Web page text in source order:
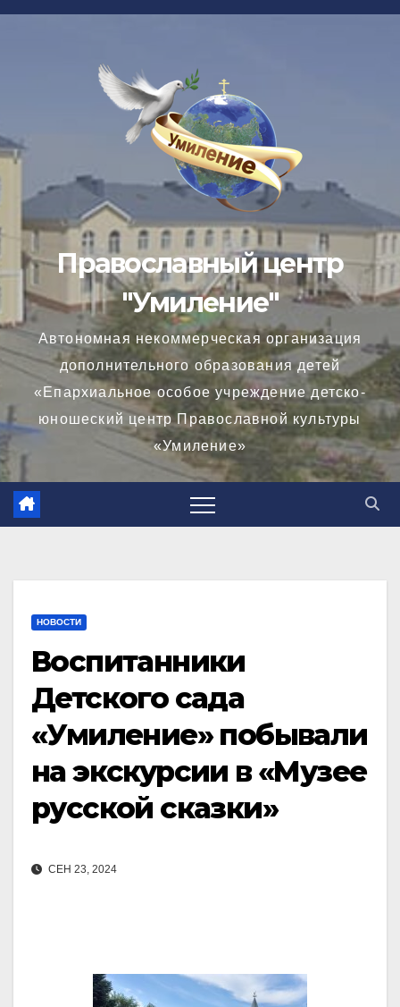
Перейти
Православный центр
"Умиление"
Автономная некоммерческая организация
дополнительного образования детей
«Епархиальное особое учреждение детско-
юношеский центр Православной культуры
«Умиление»
НОВОСТИ
Воспитанники
Детского сада
«Умиление» побывали
на экскурсии в «Музее
русской сказки»
СЕН 23, 2024